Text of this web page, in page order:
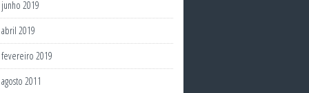
junho 2019
abril 2019
fevereiro 2019
agosto 2011